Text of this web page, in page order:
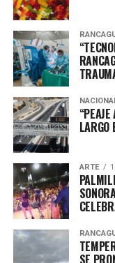
LARGO
ARTE
SE